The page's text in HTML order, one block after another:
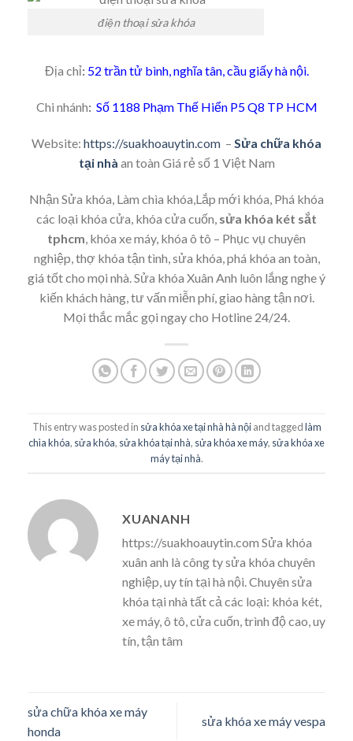
điện thoại sửa khóa
Địa chỉ: 52 trần tử bình, nghĩa tân, cầu giấy hà nội.
Chi nhánh: Số 1188 Phạm Thế Hiển P5 Q8 TP HCM
Website: https://suakhoauytin.com – Sửa chữa khóa
tại nhà an toàn Giá rẻ số 1 Việt Nam
Nhận Sửa khóa, Làm chìa khóa,Lắp mới khóa, Phá khóa
các loại khóa cửa, khóa cửa cuốn, sửa khóa két sắt
tphcm , khóa xe máy, khóa ô tô – Phục vụ chuyên
nghiệp, thợ khóa tận tình, sửa khóa, phá khóa an toàn,
giá tốt cho mọi nhà. Sửa khóa Xuân Anh luôn lắng nghe ý
kiến khách hàng, tư vấn miễn phí, giao hàng tận nơi.
Mọi thắc mắc gọi ngay cho Hotline 24/24.
This entry was posted in sửa khóa xe tại nhà hà nộiand taggedlàm
chìa khóa, sửa khóa, sửa khóa tại nhà, sửa khóa xe máy, sửa khóa xe
máy tại nhà.
XUANANH
https://suakhoauytin.com Sửa khóa
xuân anh là công ty sửa khóa chuyên
nghiệp, uy tín tại hà nội. Chuyên sửa
khóa tại nhà tất cả các loại: khóa két,
xe máy, ô tô, cửa cuốn, trình độ cao, uy
tín, tận tâm
sửa chữa khóa xe máy
honda
sửa khóa xe máy vespa